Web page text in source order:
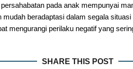
pada anak mempunyai
mudah beradaptasi dalam segala
mengurangi perilaku negatif yang
SHARE THIS POST